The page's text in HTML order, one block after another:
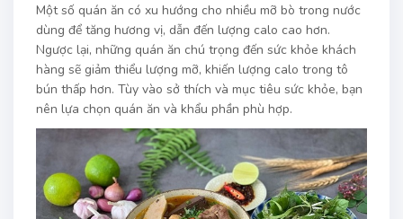
Một số quán ăn có xu hướng cho nhiều mỡ bò trong nước
dùng để tăng hương vị, dẫn đến lượng calo cao hơn.
Ngược lại, những quán ăn chú trọng đến sức khỏe khách
hàng sẽ giảm thiểu lượng mỡ, khiến lượng calo trong tô
bún thấp hơn. Tùy vào sở thích và mục tiêu sức khỏe, bạn
nên lựa chọn quán ăn và khẩu phần phù hợp.